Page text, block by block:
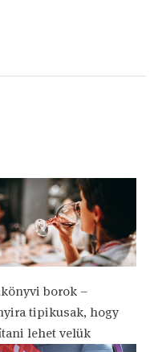
borok –
tipikusak, hogy
lehet velük